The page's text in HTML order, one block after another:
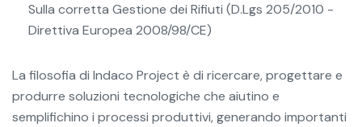
Sulla corretta Gestione dei Rifiuti (D.Lgs 205/2010 -
Direttiva Europea 2008/98/CE)
La filosofia di Indaco Project è di ricercare, progettare e
produrre soluzioni tecnologiche che aiutino e
semplifichino i processi produttivi, generando importanti